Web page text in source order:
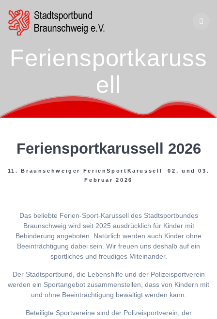
Feriensportkaruss
ell
Feriensportkarussell 2026
11. Braunschweiger FerienSportKarussell 02. und 03.
Februar 2026
Das beliebte Ferien-Sport-Karussell des Stadtsportbundes
Braunschweig wird seit 2025 ausdrücklich für Kinder mit
Behinderung angeboten. Natürlich werden auch Kinder ohne
Beeinträchtigung dabei sein. Wir freuen uns deshalb auf ein
sportliches und freudiges Miteinander.
Der Stadtsportbund, die Lebenshilfe und der Polizeisportverein
werden ein Sportangebot zusammenstellen, dass von Kindern mit
und ohne Beeinträchtigung bewältigt werden kann.
Beteiligte Sportvereine sind der Polizeisportverein, der